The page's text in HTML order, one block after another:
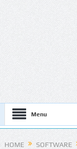
Menu
HOME SOFTWARE